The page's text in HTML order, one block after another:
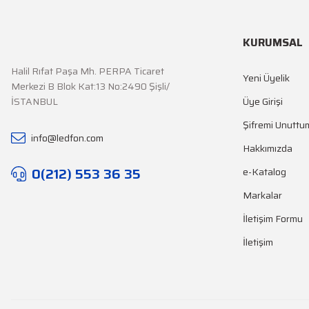
Halil Rıfat Paşa Mh. PERPA Ticaret
Merkezi B Blok Kat:13 No:2490 Şişli/
İSTANBUL
info@ledfon.com
0(212) 553 36 35
KURUMSAL
Yeni Üyelik
Üye Girişi
Şifremi
Hakkımızda
e-Katalog
Markalar
İletişim Formu
İletişim